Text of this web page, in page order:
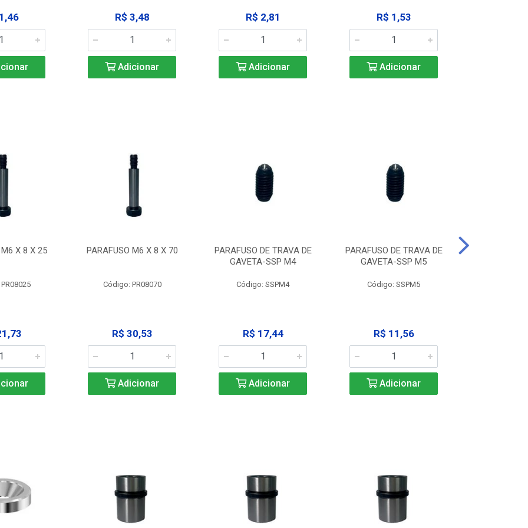
R$ 3,48
Adicionar
R$ 2,81
Adicionar
R$ 1,53
Adicionar
X 8 X 25 PARAFUSO M6 X 8 X 70
Código: PR08070
R$ 30,53
Adicionar
PARAFUSO DE TRAVA DE
GAVETA-SSP M4
Código: SSPM4
R$ 17,44
Adicionar
PARAFUSO DE TRAVA DE
GAVETA-SSP M5
Código: SSPM5
R$ 11,56
Adicionar